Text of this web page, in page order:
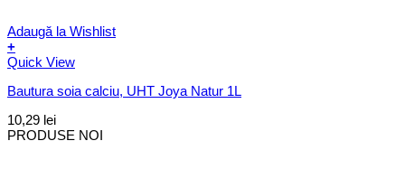
Adaugă la Wishlist
+
Quick View
Bautura soia calciu, UHT Joya Natur 1L
10,29 lei
PRODUSE NOI